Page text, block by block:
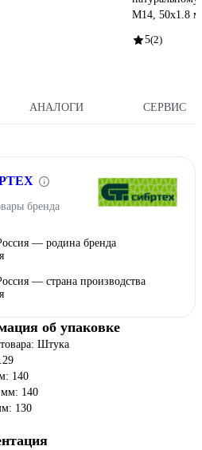
М14, 50х1.8
5(2)
АНАЛОГИ СЕРВИС
бренда
— родина бренда
— страна производства
об упаковке
Штука
140
140
130